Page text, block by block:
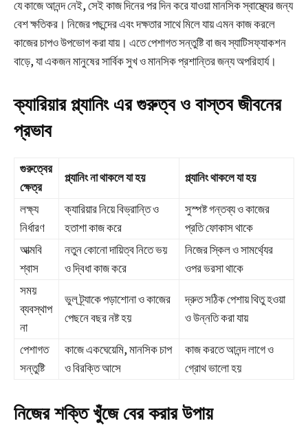
যে কাজে আনন্দ নেই, সেই কাজ দিনের পর দিন করে যাওয়া মানসিক স্বাস্থ্যের জন্য
বেশ ক্ষতিকর। নিজের পছন্দের এবং দক্ষতার সাথে মিলে যায় এমন কাজ করলে
কাজের চাপও উপভোগ করা যায়। এতে পেশাগত সন্তুষ্টি বা জব স্যাটিসফ্যাকশন
বাড়ে, যা একজন মানুষের সার্বিক সুখ ও মানসিক প্রশান্তির জন্য অপরিহার্য।
ক্যারিয়ার প্ল্যানিং এর গুরুত্ব ও বাস্তব জীবনের
প্রভাব
গুরুত্বের
ক্ষেত্র
প্ল্যানিং না থাকলে যা হয় প্ল্যানিং থাকলে যা হয়
লক্ষ্য
নির্ধারণ
ক্যারিয়ার নিয়ে বিভ্রান্তি ও
হতাশা কাজ করে
সুস্পষ্ট গন্তব্য ও কাজের
প্রতি ফোকাস থাকে
আত্মবি
শ্বাস
নতুন কোনো দায়িত্ব নিতে ভয়
ও দ্বিধা কাজ করে
নিজের স্কিল ও সামর্থ্যের
ওপর ভরসা থাকে
সময়
ব্যবস্থাপ
না
ভুল ট্র্যাকে পড়াশোনা ও কাজের
পেছনে বছর নষ্ট হয়
দ্রুত সঠিক পেশায় থিতু হওয়া
ও উন্নতি করা যায়
পেশাগত
সন্তুষ্টি
কাজে একঘেয়েমি, মানসিক চাপ
ও বিরক্তি আসে
কাজ করতে আনন্দ লাগে ও
গ্রোথ ভালো হয়
নিজের শক্তি খুঁজে বের করার উপায়